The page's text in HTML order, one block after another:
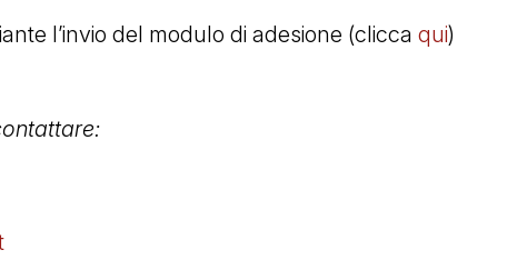
l’invio del modulo di adesione (clicca qui)